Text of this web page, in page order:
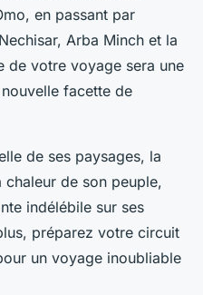
en passant par
Arba Minch et la
de votre voyage sera une
facette de
de ses paysages, la
de son peuple,
indélébile sur ses
préparez votre circuit
un voyage inoubliable